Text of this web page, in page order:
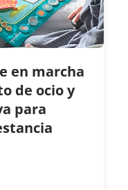
en marcha
de ocio y
para